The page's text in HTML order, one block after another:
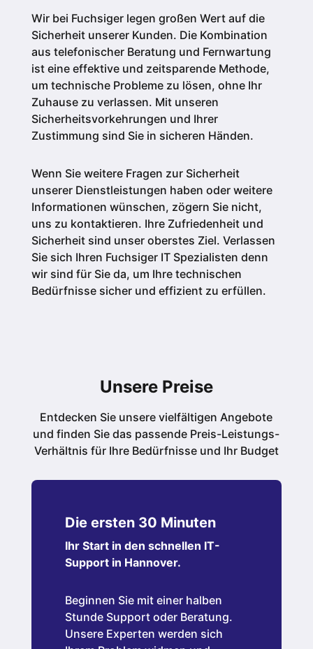
Wir bei Fuchsiger legen großen Wert auf die
Sicherheit unserer Kunden. Die Kombination
aus telefonischer Beratung und Fernwartung
ist eine effektive und zeitsparende Methode,
um technische Probleme zu lösen, ohne Ihr
Zuhause zu verlassen. Mit unseren
Sicherheitsvorkehrungen und Ihrer
Zustimmung sind Sie in sicheren Händen.
Wenn Sie weitere Fragen zur Sicherheit
unserer Dienstleistungen haben oder weitere
Informationen wünschen, zögern Sie nicht,
uns zu kontaktieren. Ihre Zufriedenheit und
Sicherheit sind unser oberstes Ziel. Verlassen
Sie sich Ihren Fuchsiger IT Spezialisten denn
wir sind für Sie da, um Ihre technischen
Bedürfnisse sicher und effizient zu erfüllen.
Unsere Preise
Entdecken Sie unsere vielfältigen Angebote
und finden Sie das passende Preis-Leistungs-
Verhältnis für Ihre Bedürfnisse und Ihr Budget
Die ersten 30 Minuten
Ihr Start in den schnellen IT-
Support in Hannover.
Beginnen Sie mit einer halben
Stunde Support oder Beratung.
Unsere Experten werden sich